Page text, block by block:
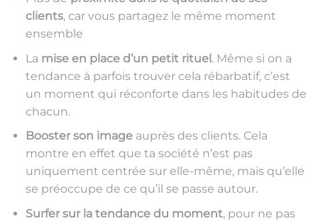
clients, car vous partagez le même moment
ensemble
La mise en place d’un petit rituel. Même si on a
tendance à parfois trouver cela rébarbatif, c’est
un moment qui réconforte dans les habitudes de
chacun.
Booster son imageauprès des clients. Cela
montre en effet que ta société n’est pas
uniquement centrée sur elle-même, mais qu’elle
se préoccupe de ce qu’il se passe autour.
Surfer sur la tendance du moment, pour ne pas